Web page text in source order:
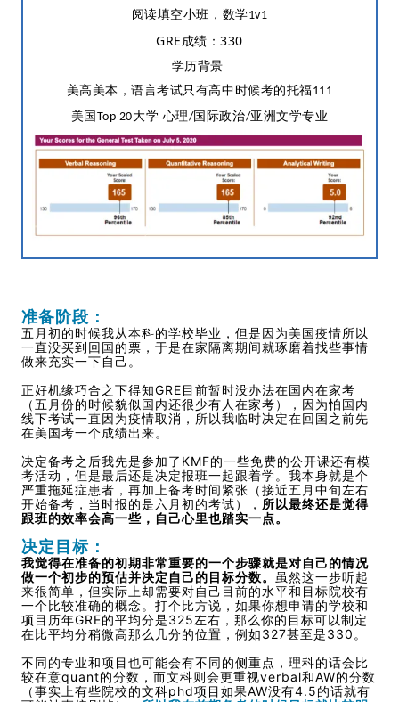
阅读填空小班，数学1v1
GRE成绩：330
学历背景
美高美本，语言考试只有高中时候考的托福 111
美国 Top 20大学 心理/国际政治/亚洲文学专业
准备阶段：
五月初的时候我从本科的学校毕业，但是因为美国疫情所以
一直没买到回国的票，于是在家隔离期间就琢磨着找些事情
做来充实一下自己。
正好机缘巧合之下得知GRE目前暂时没办法在国内在家考
（五月份的时候貌似国内还很少有人在家考），因为怕国内
线下考试一直因为疫情取消，所以我临时决定在回国之前先
在美国考一个成绩出来。
决定备考之后我先是参加了KMF的一些免费的公开课还有模
考活动，但是最后还是决定报班一起跟着学。我本身就是个
严重拖延症患者，再加上备考时间紧张（接近五月中旬左右
开始备考，当时报的是六月初的考试）， 所以最终还是觉得
跟班的效率会高一些，自己心里也踏实一点。
决定目标：
我觉得在准备的初期非常重要的一个步骤就是对自己的情况
做一个初步的预估并决定自己的目标分数。 虽然这一步听起
来很简单，但实际上却需要对自己目前的水平和目标院校有
一个比较准确的概念。打个比方说，如果你想申请的学校和
项目历年GRE的平均分是325左右，那么你的目标可以制定
在比平均分稍微高那么几分的位置，例如327甚至是330。
不同的专业和项目也可能会有不同的侧重点，理科的话会比
较在意quant的分数，而文科则会更重视verbal和AW的分数
（事实上有些院校的文科phd项目如果AW没有4.5的话就有